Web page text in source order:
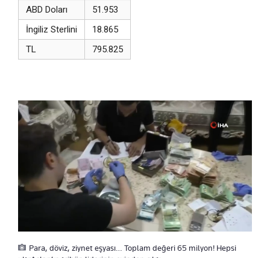
ABD Doları
51.953
İngiliz Sterlini
18.865
TL
795.825
Para, döviz, ziynet eşyası… Toplam değeri 65 milyon! Hepsi